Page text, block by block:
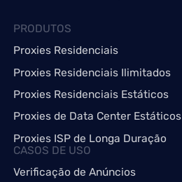
PRODUTOS
Proxies Residenciais
Proxies Residenciais Ilimitados
Proxies Residenciais Estáticos
Proxies de Data Center Estáticos
Proxies ISP de Longa Duração
CASOS DE USO
Verificação de Anúncios